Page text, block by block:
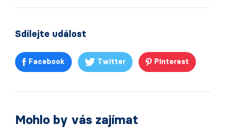
Sdílejte událost
Facebook Twitter Pinterest
Mohlo by vás zajímat